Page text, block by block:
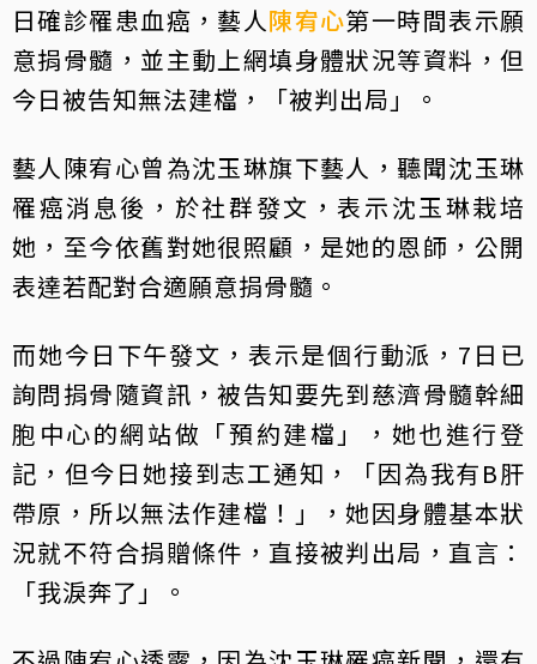
日確診罹患血癌，藝人陳宥心第一時間表示願
意捐骨髓，並主動上網填身體狀況等資料，但
今日被告知無法建檔，「被判出局」。
藝人陳宥心曾為沈玉琳旗下藝人，聽聞沈玉琳
罹癌消息後，於社群發文，表示沈玉琳栽培
她，至今依舊對她很照顧，是她的恩師，公開
表達若配對合適願意捐骨髓。
而她今日下午發文，表示是個行動派，7日已
詢問捐骨隨資訊，被告知要先到慈濟骨髓幹細
胞中心的網站做「預約建檔」，她也進行登
記，但今日她接到志工通知，「因為我有B肝
帶原，所以無法作建檔！」，她因身體基本狀
況就不符合捐贈條件，直接被判出局，直言：
「我淚奔了」。